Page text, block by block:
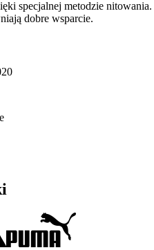
specjalnej metodzie nitowania.
dobre wsparcie.